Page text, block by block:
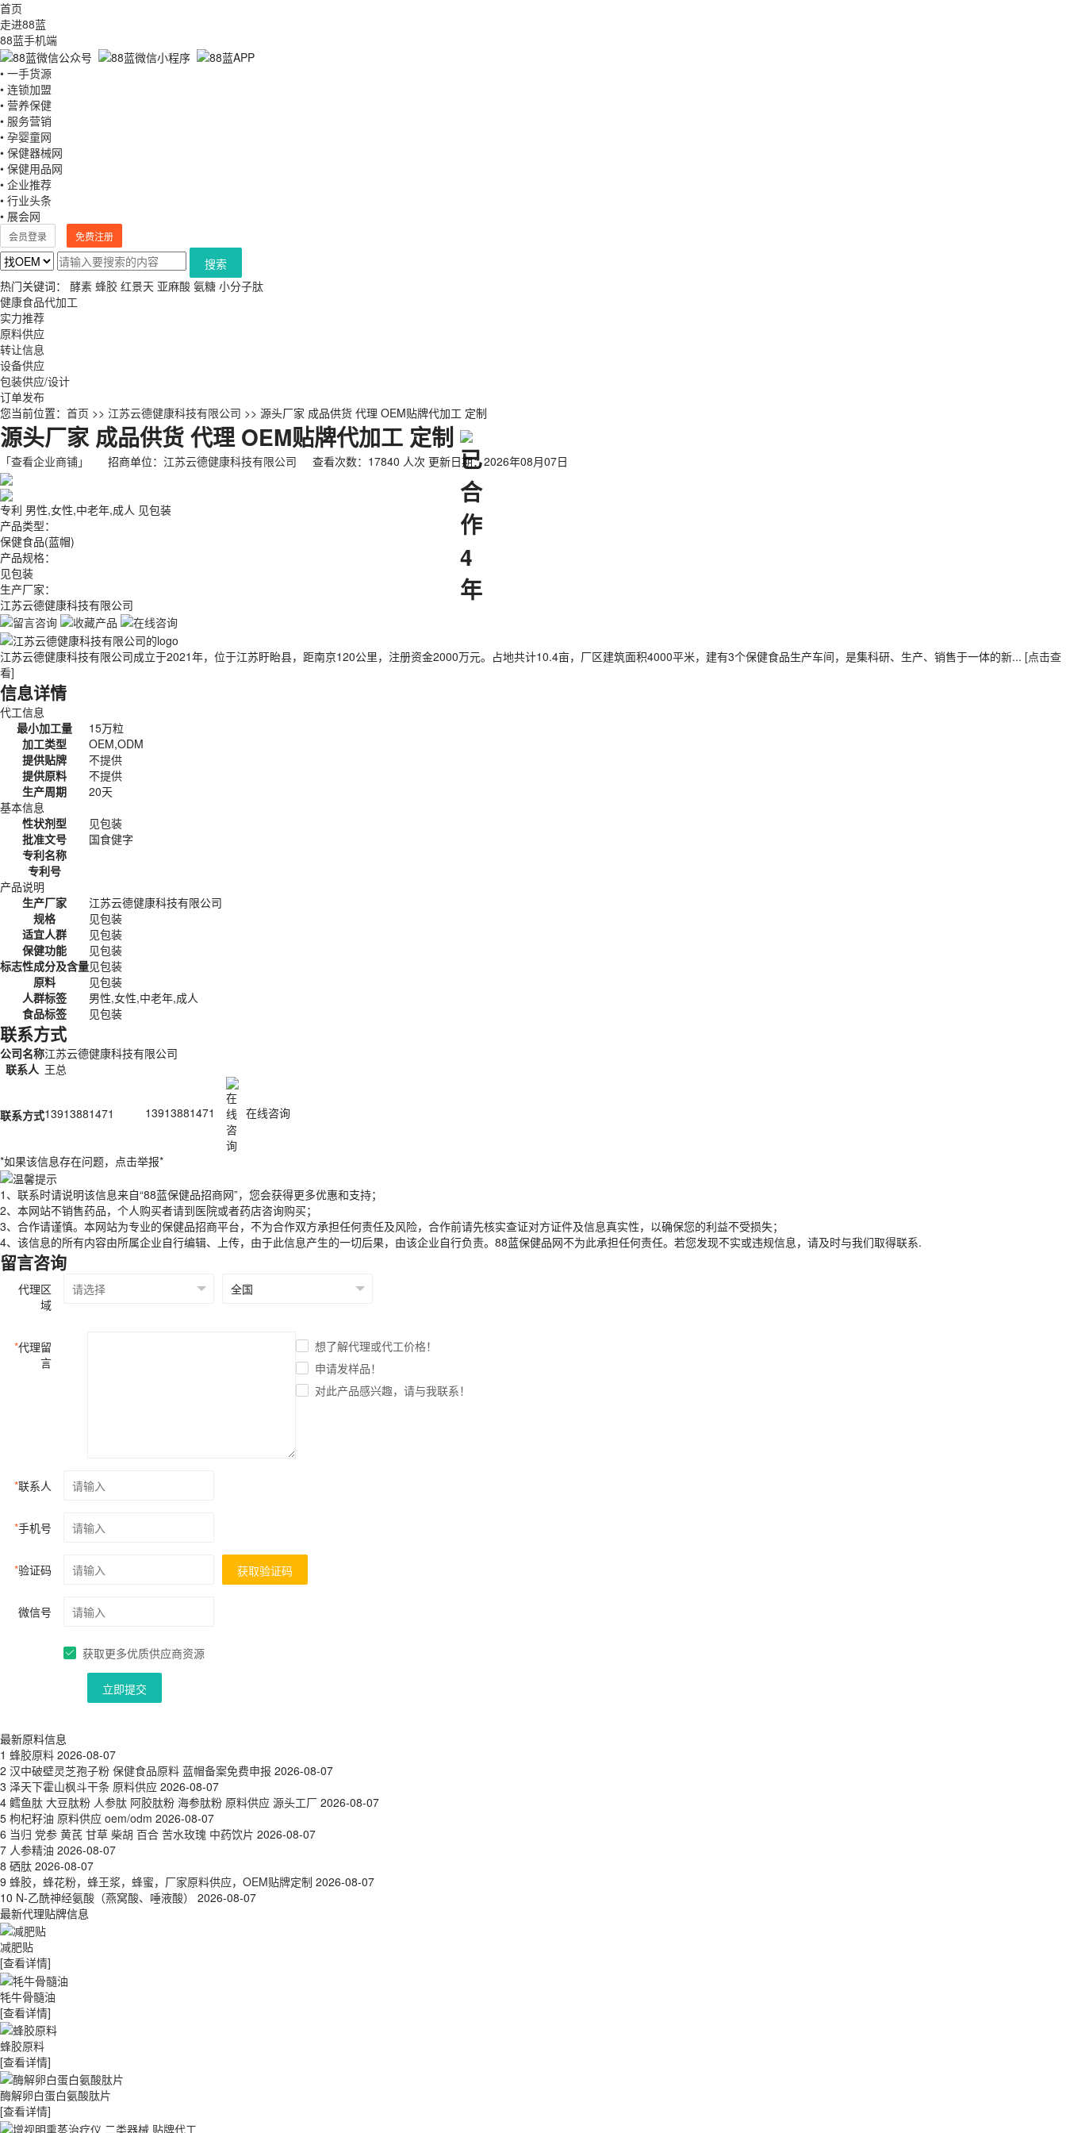
首页
走进88蓝
88蓝手机端
• 一手货源
• 连锁加盟
• 营养保健
• 服务营销
• 孕婴童网
• 保健器械网
• 保健用品网
• 企业推荐
• 行业头条
• 展会网
会员登录 免费注册
搜索
热门关键词： 酵素 蜂胶 红景天 亚麻酸 氨糖 小分子肽
健康食品代加工
实力推荐
原料供应
转让信息
设备供应
包装供应/设计
订单发布
您当前位置： 首页 >> 江苏云德健康科技有限公司 >> 源头厂家 成品供货 代理 OEM贴牌代加工 定制
源头厂家 成品供货 代理 OEM贴牌代加工 定制
「查看企业商铺」 招商单位： 江苏云德健康科技有限公司 查看次数：17840 人次 更新日期：2026年08月07日
专利 男性,女性,中老年,成人 见包装
产品类型：
保健食品(蓝帽)
产品规格：
见包装
生产厂家：
江苏云德健康科技有限公司
江苏云德健康科技有限公司成立于2021年，位于江苏盱眙县，距南京120公里，注册资金2000万元。占地共计10.4亩，厂区建筑面积4000平米，建有3个保健食品生产车间，是集科研、生产、销售于一体的新... [点击查
看]
信息详情
代工信息
最小加工量
15万粒
加工类型
OEM,ODM
提供贴牌
不提供
提供原料
不提供
生产周期
20天
基本信息
性状剂型
见包装
批准文号
国食健字
专利名称
专利号
产品说明
生产厂家
江苏云德健康科技有限公司
规格
见包装
适宜人群
见包装
保健功能
见包装
标志性成分及含量见包装
原料
见包装
人群标签
男性,女性,中老年,成人
食品标签
见包装
联系方式
公司名称江苏云德健康科技有限公司
联系人 王总
联系方式13913881471 13913881471 在线咨询
*如果该信息存在问题， 点击举报*
1、联系时请说明该信息来自“88蓝保健品招商网”，您会获得更多优惠和支持；
2、本网站不销售药品，个人购买者请到医院或者药店咨询购买；
3、合作请谨慎。本网站为专业的保健品招商平台，不为合作双方承担任何责任及风险，合作前请先核实查证对方证件及信息真实性，以确保您的利益不受损失；
4、该信息的所有内容由所属企业自行编辑、上传，由于此信息产生的一切后果，由该企业自行负责。88蓝保健品网不为此承担任何责任。若您发现不实或违规信息，请及时与我们取得联系.
留言咨询
代理区
域
*代理留
言
想了解代理或代工价格！
申请发样品！
对此产品感兴趣，请与我联系！
*联系人
*手机号
*验证码 获取验证码
微信号
获取更多优质供应商资源
立即提交
最新原料信息
1 蜂胶原料 2026-08-07
2 汉中破壁灵芝孢子粉 保健食品原料 蓝帽备案免费申报 2026-08-07
3 泽天下霍山枫斗干条 原料供应 2026-08-07
4 鳕鱼肽 大豆肽粉 人参肽 阿胶肽粉 海参肽粉 原料供应 源头工厂 2026-08-07
5 枸杞籽油 原料供应 oem/odm 2026-08-07
6 当归 党参 黄芪 甘草 柴胡 百合 苦水玫瑰 中药饮片 2026-08-07
7 人参精油 2026-08-07
8 硒肽 2026-08-07
9 蜂胶，蜂花粉，蜂王浆，蜂蜜，厂家原料供应，OEM贴牌定制 2026-08-07
10 N-乙酰神经氨酸（燕窝酸、唾液酸） 2026-08-07
最新代理贴牌信息
减肥贴
[查看详情]
牦牛骨髓油
[查看详情]
蜂胶原料
[查看详情]
酶解卵白蛋白氨酸肽片
[查看详情]